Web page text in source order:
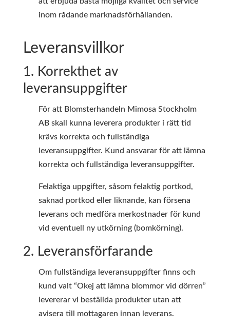
inom rådande marknadsförhållanden.
Leveransvillkor
1. Korrekthet av
leveransuppgifter
För att Blomsterhandeln Mimosa Stockholm
AB skall kunna leverera produkter i rätt tid
krävs korrekta och fullständiga
leveransuppgifter. Kund ansvarar för att lämna
korrekta och fullständiga leveransuppgifter.
Felaktiga uppgifter, såsom felaktig portkod,
saknad portkod eller liknande, kan försena
leverans och medföra merkostnader för kund
vid eventuell ny utkörning (bomkörning).
2. Leveransförfarande
Om fullständiga leveransuppgifter finns och
kund valt “Okej att lämna blommor vid dörren”
levererar vi beställda produkter utan att
avisera till mottagaren innan leverans.